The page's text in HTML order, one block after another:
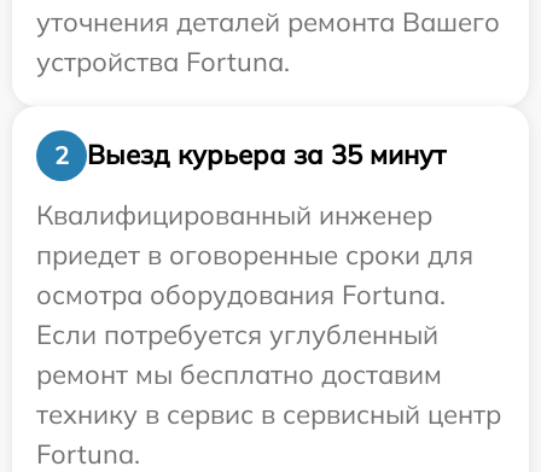
уточнения деталей ремонта Вашего
устройства Fortuna.
2
Выезд курьера за 35 минут
Квалифицированный инженер
приедет в оговоренные сроки для
осмотра оборудования Fortuna.
Если потребуется углубленный
ремонт мы бесплатно доставим
технику в сервис в сервисный центр
Fortuna.